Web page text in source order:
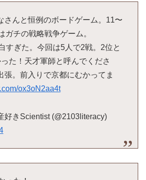
さんと恒例のボードゲーム。11〜
ガチの戦略戦争ゲーム。
すぎた。今回は5人で2戦。2位と
た！天才軍師と呼んでくださ
張。前入りで京都にむかってま
ox3oN2aa4t
好きScientist (@2103literacy)